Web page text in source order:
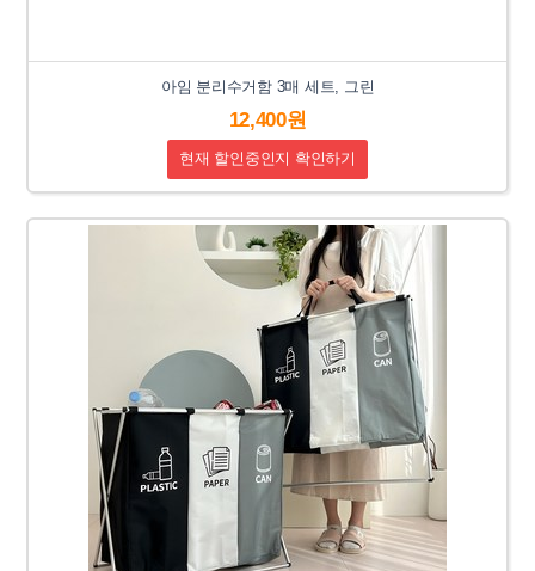
아임 분리수거함 3매 세트, 그린
12,400원
현재 할인중인지 확인하기